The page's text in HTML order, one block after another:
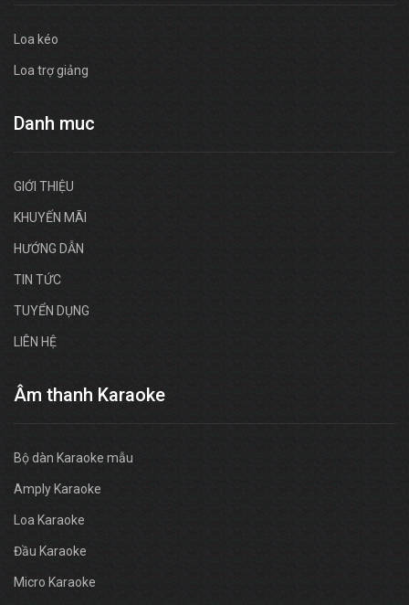
Loa kéo
Loa trợ giảng
Danh muc
GIỚI THIỆU
KHUYẾN MÃI
HƯỚNG DẪN
TIN TỨC
TUYỂN DỤNG
LIÊN HỆ
Âm thanh Karaoke
Bộ dàn Karaoke mẫu
Amply Karaoke
Loa Karaoke
Đầu Karaoke
Micro Karaoke